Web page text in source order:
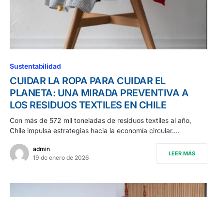
Sustentabilidad
CUIDAR LA ROPA PARA CUIDAR EL
PLANETA: UNA MIRADA PREVENTIVA A
LOS RESIDUOS TEXTILES EN CHILE
Con más de 572 mil toneladas de residuos textiles al año,
Chile impulsa estrategias hacia la economía circular.…
admin
19 de enero de 2026
LEER MÁS